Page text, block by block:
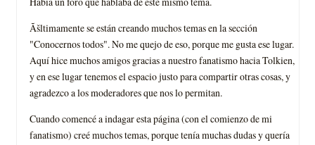
Ãšltimamente se están creando muchos temas en la sección
"Conocernos todos". No me quejo de eso, porque me gusta ese lugar.
Aquí hice muchos amigos gracias a nuestro fanatismo hacia Tolkien,
y en ese lugar tenemos el espacio justo para compartir otras cosas, y
agradezco a los moderadores que nos lo permitan.
Cuando comencé a indagar esta página (con el comienzo de mi
fanatismo) creé muchos temas, porque tenía muchas dudas y quería